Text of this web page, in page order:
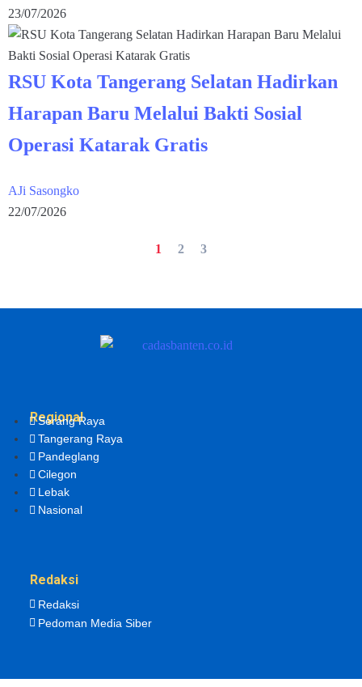
23/07/2026
RSU Kota Tangerang Selatan Hadirkan
Harapan Baru Melalui Bakti Sosial
Operasi Katarak Gratis
AJi Sasongko
22/07/2026
1 2 3
Regional
Serang Raya
Tangerang Raya
Pandeglang
Cilegon
Lebak
Nasional
Redaksi
Redaksi
Pedoman Media Siber